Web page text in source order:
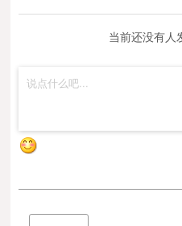
当前还没有人